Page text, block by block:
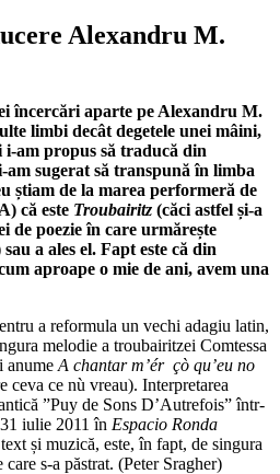
Alexandru M.
încercări aparte pe Alexandru M.
limbi decât degetele unei mâini,
i-am propus să traducă din
sugerat să transpună în limba
știam de la marea performeră de
că este Troubairitz (căci astfel și-a
de poezie în care urmărește
a ales el. Fapt este că din
aproape o mie de ani, avem una
a reformula un vechi adagiu latin,
melodie a troubairitzei Comtessa
anume A chantar m’ér çò qu’eu no
ceva ce nù vreau). Interpretarea
”Puy de Sons D’Autrefois” într-
iulie 2011 în Espacio Ronda
și muzică, este, în fapt, de singura
s-a păstrat. (Peter Sragher)